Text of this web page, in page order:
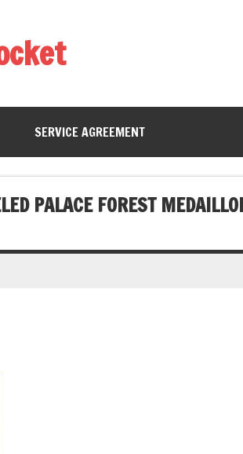
SERVICE AGREEMENT
PALACE FOREST